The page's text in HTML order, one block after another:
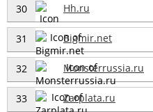
30 Hh.ru
31 Bigmir.net
32 Monsterrussia.ru
33 Zarplata.ru